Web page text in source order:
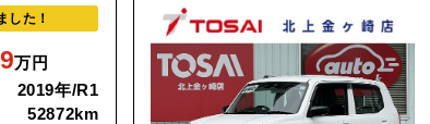
した！
万円
2019年/R1
52872km